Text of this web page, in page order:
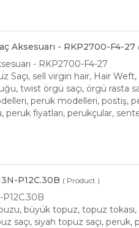
Aksesuarı - RKP2700-F4-27
- RKP2700-F4-27
Saçı, sell virgin hair, Hair
twist örgü saçı, örgü rasta
peruk modelleri, postiş,
fiyatları, perukçular,
P12C.30B ( Product )
P12C.30B
büyük topuz, topuz
saçı, siyah topuz saçı,